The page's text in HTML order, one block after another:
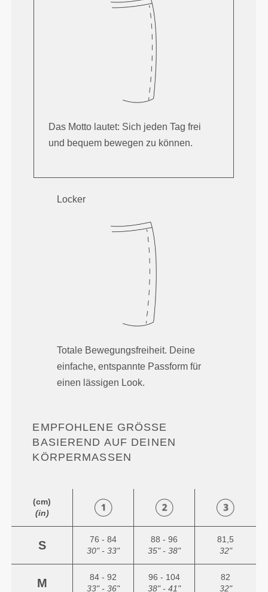
Das Motto lautet: Sich jeden Tag frei
und bequem bewegen zu können.
Locker
Totale Bewegungsfreiheit. Deine
einfache, entspannte Passform für
einen lässigen Look.
EMPFOHLENE GRÖSSE B
ASIEREND AUF DEINEN K
ÖRPERMASSEN
(cm)
(in)
S
76 - 84
30" - 33"
88 - 96
35" - 38"
81,5
32"
M
84 - 92
33" - 36"
96 - 104
38" - 41"
82
32"